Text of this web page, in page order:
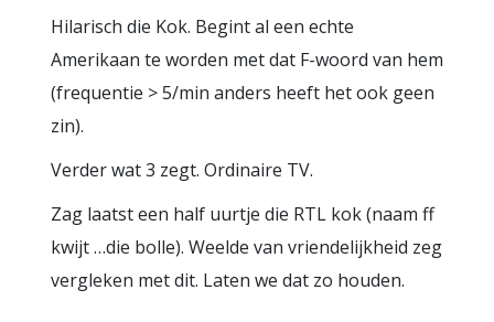
Hilarisch die Kok. Begint al een echte
Amerikaan te worden met dat F-woord van hem
(frequentie > 5/min anders heeft het ook geen
zin).
Verder wat 3 zegt. Ordinaire TV.
Zag laatst een half uurtje die RTL kok (naam ff
kwijt …die bolle). Weelde van vriendelijkheid zeg
vergleken met dit. Laten we dat zo houden.